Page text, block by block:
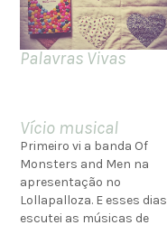
Palavras Vivas
Vício musical
Primeiro vi a banda Of
Monsters and Men na
apresentação no
Lollapalloza. E esses dias
escutei as músicas de